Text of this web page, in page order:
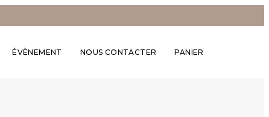
ÉVÈNEMENT NOUS CONTACTER PANIER